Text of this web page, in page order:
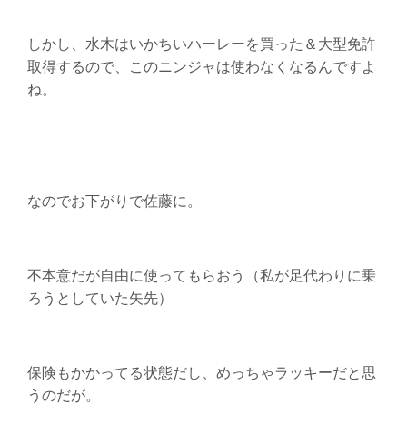
しかし、水木はいかちいハーレーを買った＆大型免許
取得するので、このニンジャは使わなくなるんですよ
ね。
なのでお下がりで佐藤に。
不本意だが自由に使ってもらおう（私が足代わりに乗
ろうとしていた矢先）
保険もかかってる状態だし、めっちゃラッキーだと思
うのだが。